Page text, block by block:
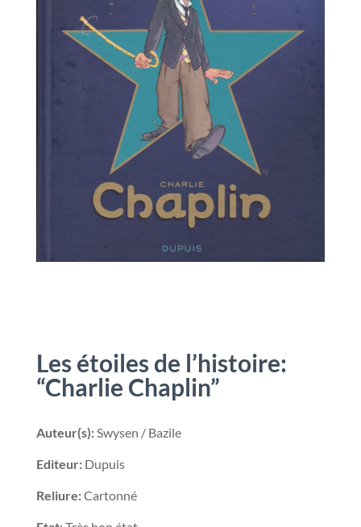
Les étoiles de l’histoire:
“Charlie Chaplin”
Auteur(s):Swysen / Bazile
Editeur:Dupuis
Reliure:Cartonné